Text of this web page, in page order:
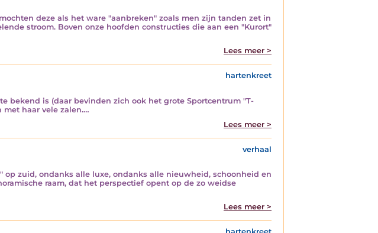
deze als het ware "aanbreken" zoals men zijn tanden zet in
stroom. Boven onze hoofden constructies die aan een "Kurort"
Lees meer >
hartenkreet
bekend is (daar bevinden zich ook het grote Sportcentrum "T-
met haar vele zalen.…
Lees meer >
verhaal
zuid, ondanks alle luxe, ondanks alle nieuwheid, schoonheid en
raam, dat het perspectief opent op de zo weidse
Lees meer >